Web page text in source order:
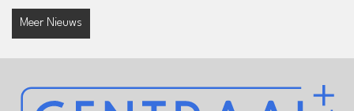
Meer Nieuws